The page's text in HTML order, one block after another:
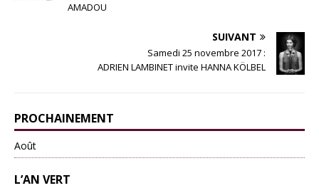
AMADOU
SUIVANT
Samedi 25 novembre 2017 :
ADRIEN LAMBINET invite HANNA KÖLBEL
PROCHAINEMENT
Août
L’AN VERT